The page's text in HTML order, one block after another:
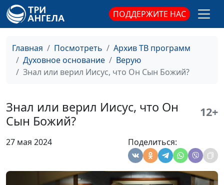
ПОДДЕРЖИТЕ НАС
Главная Посмотреть
Архив ТВ программ
Духовное основание
Верую
Знал или верил Иисус, что Он Сын Божий?
Знал или верил Иисус, что Он
Сын Божий?
12+
27 мая 2024 Поделиться:
господина
Зачем Пётр увёл со
Притча о неблудном
сыне
Андрей Юнак,
священнослужитель
священнослужитель
Самое лучшее
оно?
свободным во Христе?
священнослужитель